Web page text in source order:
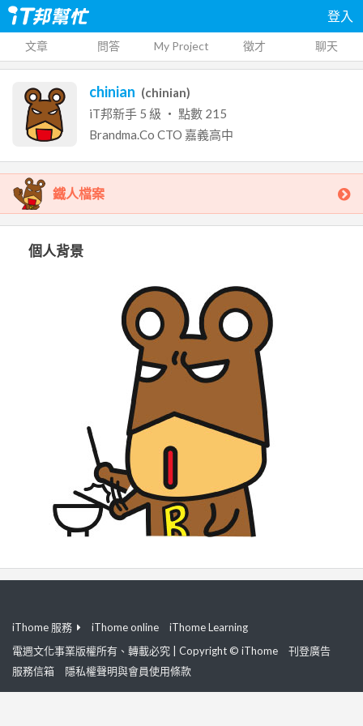
登入
文章 問答 My Project 徵才 聊天
chinian (chinian)
iT邦新手 5 級 ‧ 點數 215
Brandma.Co CTO 嘉義高中
鐵人檔案
個人背景
iThome 服務 iThome online
iThome Learning
電週文化事業版權所有、轉載必究 | Copyright © iThome
刊登廣告
服務信箱
隱私權聲明與會員使用條款